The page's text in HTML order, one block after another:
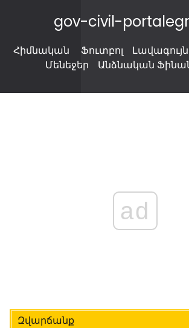
gov-civil-
Հիմնական Ֆուտբոլ
Մենեջեր
Անձնական
ad
Զվարճանք